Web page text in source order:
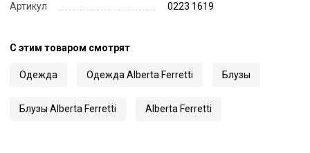
Артикул
0223 1619
С этим товаром смотрят
Одежда Одежда Alberta Ferretti Блузы
Блузы Alberta Ferretti Alberta Ferretti